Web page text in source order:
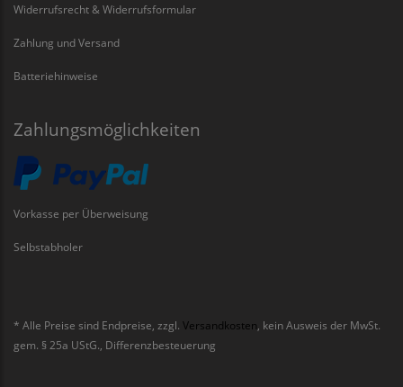
Widerrufsrecht & Widerrufsformular
Zahlung und Versand
Batteriehinweise
Zahlungsmöglichkeiten
Vorkasse per Überweisung
Selbstabholer
* Alle Preise sind Endpreise, zzgl. Versandkosten , kein Ausweis der MwSt.
gem. § 25a UStG., Differenzbesteuerung